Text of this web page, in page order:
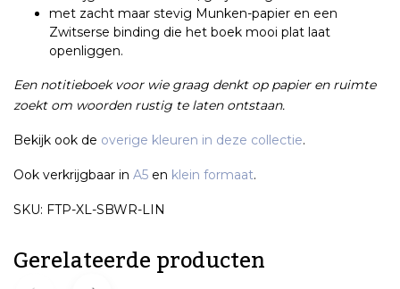
met zacht maar stevig Munken-papier en een
Zwitserse binding die het boek mooi plat laat
openliggen.
Een notitieboek voor wie graag denkt op papier en ruimte
zoekt om woorden rustig te laten ontstaan.
Bekijk ook de overige kleuren in deze collectie.
Ook verkrijgbaar in A5 en klein formaat.
SKU: FTP-XL-SBWR-LIN
Gerelateerde producten